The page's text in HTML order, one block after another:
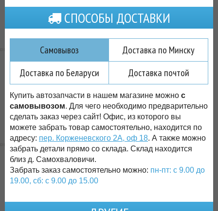
СПОСОБЫ ДОСТАВКИ
Самовывоз
Доставка по Минску
Доставка по Беларуси
Доставка почтой
Купить автозапчасти в нашем магазине можно с
самовывозом. Для чего необходимо предварительно
сделать заказ через сайт! Офис, из которого вы
можете забрать товар самостоятельно, находится по
адресу: пер. Корженевского 2А, оф 18. А также можно
забрать детали прямо со склада. Склад находится
близ д. Самохваловичи.
Забрать заказ самостоятельно можно: пн-пт: с 9.00 до
19.00, сб: с 9.00 до 15.00